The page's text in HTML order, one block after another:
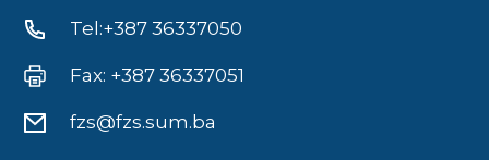
Tel:+387 36337050
Fax: +387 36337051
fzs@fzs.sum.ba